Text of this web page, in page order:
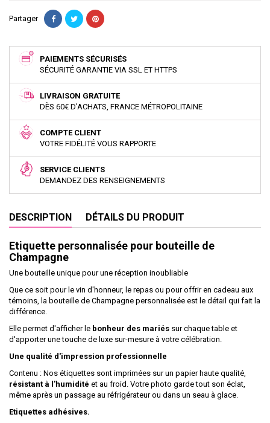
Partager
PAIEMENTS SÉCURISÉS
SÉCURITÉ GARANTIE VIA SSL ET HTTPS
LIVRAISON GRATUITE
DÈS 60€ D'ACHATS, FRANCE MÉTROPOLITAINE
COMPTE CLIENT
VOTRE FIDÉLITÉ VOUS RAPPORTE
SERVICE CLIENTS
DEMANDEZ DES RENSEIGNEMENTS
DESCRIPTION DÉTAILS DU PRODUIT
Etiquette personnalisée pour bouteille de
Champagne
Une bouteille unique pour une réception inoubliable
Que ce soit pour le vin d'honneur, le repas ou pour offrir en cadeau aux
témoins, la bouteille de Champagne personnalisée est le détail qui fait la
différence.
Elle permet d'afficher le bonheur des mariés sur chaque table et
d'apporter une touche de luxe sur-mesure à votre célébration.
Une qualité d'impression professionnelle
Contenu : Nos étiquettes sont imprimées sur un papier haute qualité,
résistant à l'humidité et au froid. Votre photo garde tout son éclat,
même après un passage au réfrigérateur ou dans un seau à glace.
Etiquettes adhésives.